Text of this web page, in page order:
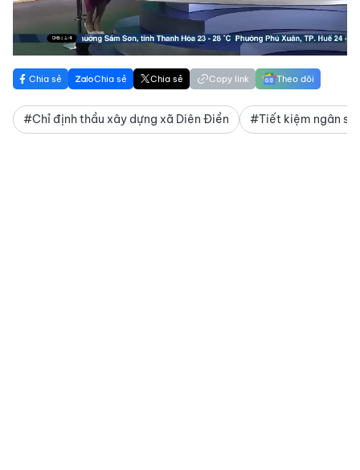
Video
Chia sẻ Chia sẻ Chia sẻ Copy link Theo dõi
#Chỉ định thầu xây dựng xã Diên Điền #Tiết kiệm ngân